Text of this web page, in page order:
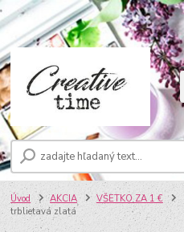
Úvod AKCIA VŠETKO ZA 1 €
trblietavá zlatá